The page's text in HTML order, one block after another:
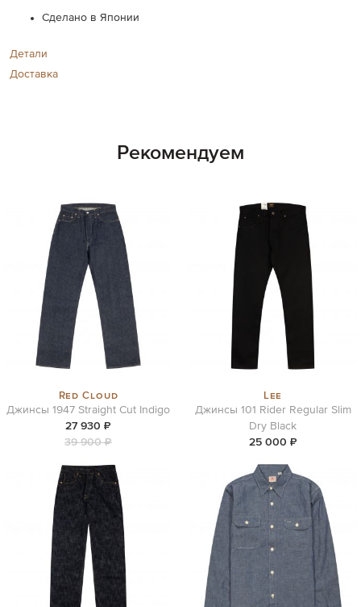
Сделано в Японии
Детали
Доставка
Рекомендуем
Red Cloud
Джинсы 1947 Straight Cut Indigo
27 930 ₽
39 900 ₽
Lee
Джинсы 101 Rider Regular Slim
Dry Black
25 000 ₽